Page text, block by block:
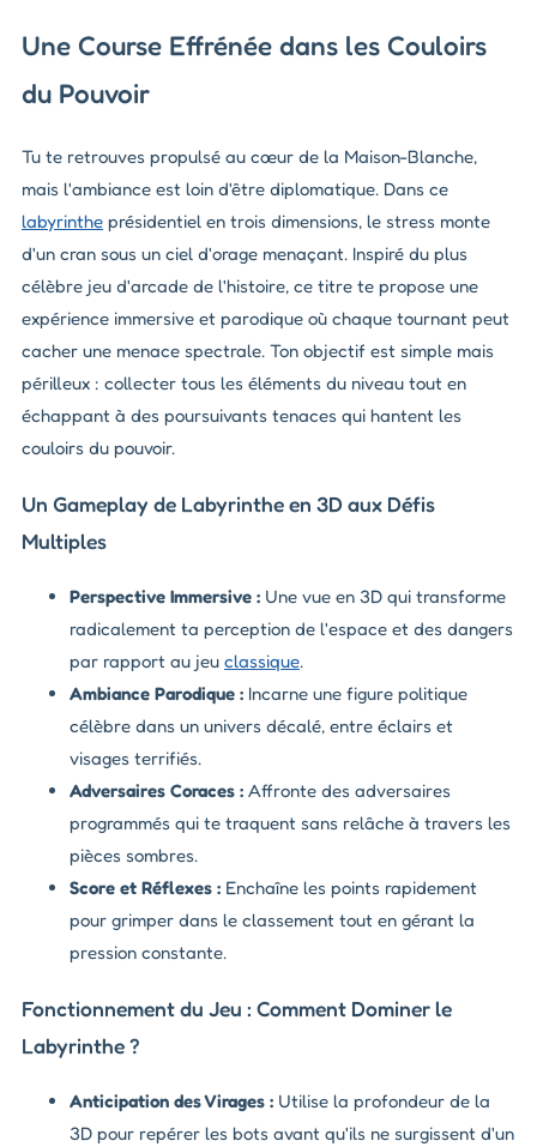
Une Course Effrénée dans les Couloirs
du Pouvoir
Tu te retrouves propulsé au cœur de la Maison-Blanche,
mais l'ambiance est loin d'être diplomatique. Dans ce
labyrinthe présidentiel en trois dimensions, le stress monte
d'un cran sous un ciel d'orage menaçant. Inspiré du plus
célèbre jeu d'arcade de l'histoire, ce titre te propose une
expérience immersive et parodique où chaque tournant peut
cacher une menace spectrale. Ton objectif est simple mais
périlleux : collecter tous les éléments du niveau tout en
échappant à des poursuivants tenaces qui hantent les
couloirs du pouvoir.
Un Gameplay de Labyrinthe en 3D aux Défis
Multiples
Perspective Immersive : Une vue en 3D qui transforme
radicalement ta perception de l'espace et des dangers
par rapport au jeu classique.
Ambiance Parodique : Incarne une figure politique
célèbre dans un univers décalé, entre éclairs et
visages terrifiés.
Adversaires Coraces : Affronte des adversaires
programmés qui te traquent sans relâche à travers les
pièces sombres.
Score et Réflexes : Enchaîne les points rapidement
pour grimper dans le classement tout en gérant la
pression constante.
Fonctionnement du Jeu : Comment Dominer le
Labyrinthe ?
Anticipation des Virages : Utilise la profondeur de la
3D pour repérer les bots avant qu'ils ne surgissent d'un